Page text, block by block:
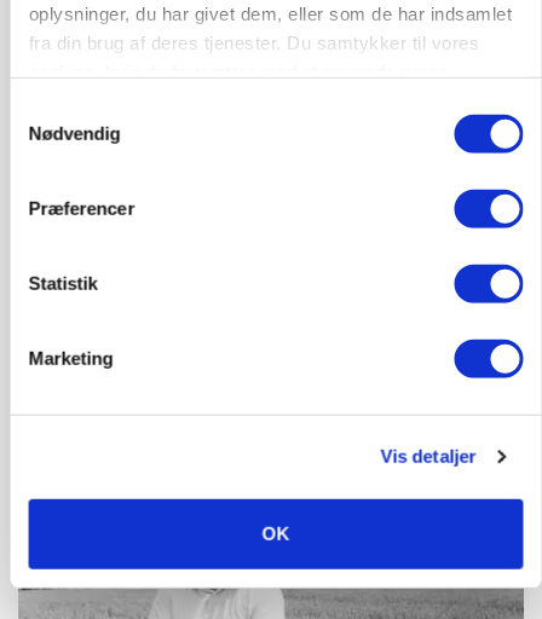
oplysninger, du har givet dem, eller som de har indsamlet
fra din brug af deres tjenester. Du samtykker til vores
Nødvendig
Præferencer
Statistik
Marketing
Vis detaljer
OK
Fjerkræbranchen: - Vi forlanger ens